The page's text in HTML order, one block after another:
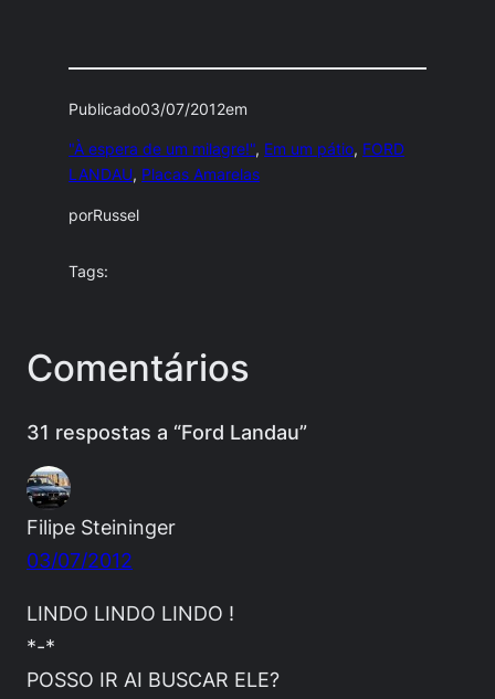
Publicado03/07/2012em
"À espera de um milagre!", Em um pátio, FORD
LANDAU, Placas Amarelas
porRussel
Tags:
Comentários
31 respostas a “Ford Landau”
Filipe Steininger
03/07/2012
LINDO LINDO LINDO !
*-*
POSSO IR AI BUSCAR ELE?